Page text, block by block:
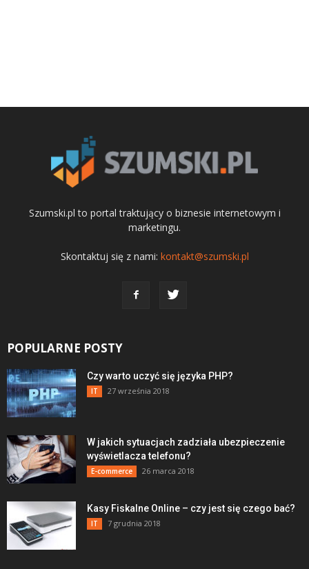
Szumski.pl to portal traktujący o biznesie internetowym i
marketingu.
Skontaktuj się z nami: kontakt@szumski.pl
POPULARNE POSTY
Czy warto uczyć się języka PHP?
IT 27 września 2018
W jakich sytuacjach zadziała ubezpieczenie
wyświetlacza telefonu?
E-commerce 26 marca 2018
Kasy Fiskalne Online – czy jest się czego bać?
IT 7 grudnia 2018